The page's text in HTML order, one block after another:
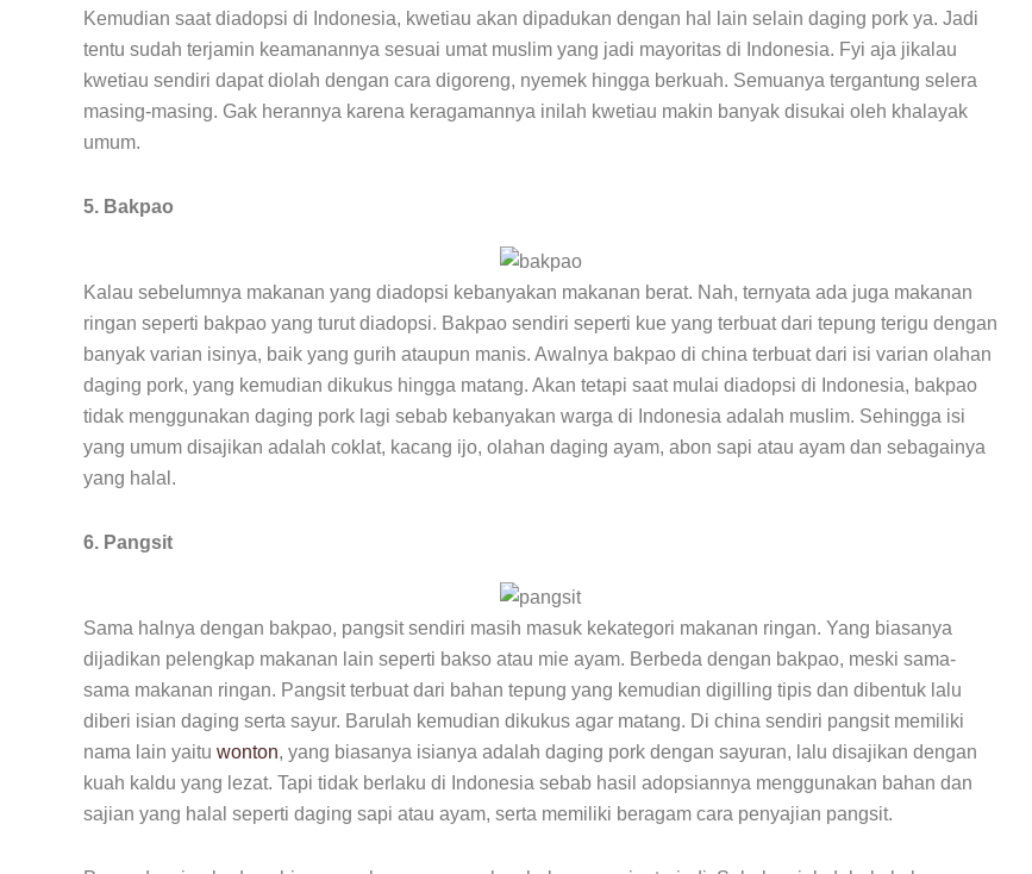
Kemudian saat diadopsi di Indonesia, kwetiau akan dipadukan dengan hal lain selain daging pork ya. Jadi
tentu sudah terjamin keamanannya sesuai umat muslim yang jadi mayoritas di Indonesia. Fyi aja jikalau
kwetiau sendiri dapat diolah dengan cara digoreng, nyemek hingga berkuah. Semuanya tergantung selera
masing-masing. Gak herannya karena keragamannya inilah kwetiau makin banyak disukai oleh khalayak
umum.
5. Bakpao
Kalau sebelumnya makanan yang diadopsi kebanyakan makanan berat. Nah, ternyata ada juga makanan
ringan seperti bakpao yang turut diadopsi. Bakpao sendiri seperti kue yang terbuat dari tepung terigu dengan
banyak varian isinya, baik yang gurih ataupun manis. Awalnya bakpao di china terbuat dari isi varian olahan
daging pork, yang kemudian dikukus hingga matang. Akan tetapi saat mulai diadopsi di Indonesia, bakpao
tidak menggunakan daging pork lagi sebab kebanyakan warga di Indonesia adalah muslim. Sehingga isi
yang umum disajikan adalah coklat, kacang ijo, olahan daging ayam, abon sapi atau ayam dan sebagainya
yang halal.
6. Pangsit
Sama halnya dengan bakpao, pangsit sendiri masih masuk kekategori makanan ringan. Yang biasanya
dijadikan pelengkap makanan lain seperti bakso atau mie ayam. Berbeda dengan bakpao, meski sama-
sama makanan ringan. Pangsit terbuat dari bahan tepung yang kemudian digilling tipis dan dibentuk lalu
diberi isian daging serta sayur. Barulah kemudian dikukus agar matang. Di china sendiri pangsit memiliki
nama lain yaitu wonton, yang biasanya isianya adalah daging pork dengan sayuran, lalu disajikan dengan
kuah kaldu yang lezat. Tapi tidak berlaku di Indonesia sebab hasil adopsiannya menggunakan bahan dan
sajian yang halal seperti daging sapi atau ayam, serta memiliki beragam cara penyajian pangsit.